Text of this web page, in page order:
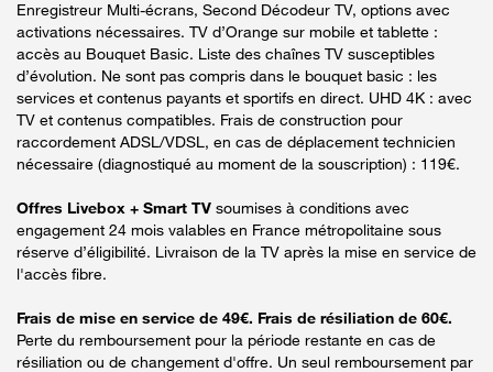
Enregistreur Multi-écrans, Second Décodeur TV, options avec
activations nécessaires. TV d’Orange sur mobile et tablette :
accès au Bouquet Basic. Liste des chaînes TV susceptibles
d’évolution. Ne sont pas compris dans le bouquet basic : les
services et contenus payants et sportifs en direct. UHD 4K : avec
TV et contenus compatibles. Frais de construction pour
raccordement ADSL/VDSL, en cas de déplacement technicien
nécessaire (diagnostiqué au moment de la souscription) : 119€.
Offres Livebox + Smart TV soumises à conditions avec
engagement 24 mois valables en France métropolitaine sous
réserve d’éligibilité. Livraison de la TV après la mise en service de
l'accès fibre.
Frais de mise en service de 49€. Frais de résiliation de 60€.
Perte du remboursement pour la période restante en cas de
résiliation ou de changement d'offre. Un seul remboursement par